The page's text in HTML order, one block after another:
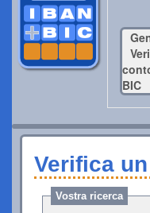
BIC
Verifica
Vostra ricerca